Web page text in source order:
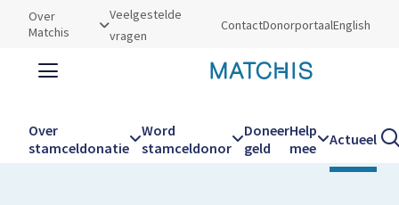
Utilities
Over
Matchis
Veelgestelde
vragen
ContactDonorportaalEnglish
Over
stamceldonatie
Word
stamceldonor
Doneer
geld
Help
mee
Actueel
Kruimelpad
Home Actueel Start werving stamceldonoren op Aruba